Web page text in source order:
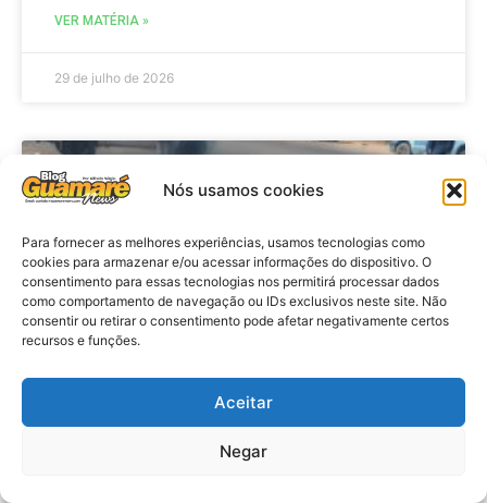
Nós usamos cookies
Para fornecer as melhores experiências, usamos tecnologias como
cookies para armazenar e/ou acessar informações do dispositivo. O
consentimento para essas tecnologias nos permitirá processar dados
como comportamento de navegação ou IDs exclusivos neste site. Não
consentir ou retirar o consentimento pode afetar negativamente certos
recursos e funções.
Aceitar
Negar
VER MATÉRIA »
29 de julho de 2026
Acidente: A caminho do trabalho
professora se envolve em